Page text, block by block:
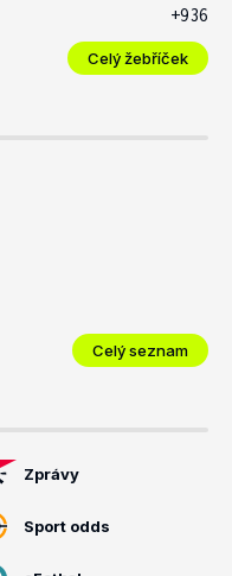
+936
Celý žebříček
Celý seznam
Zprávy
Sport odds